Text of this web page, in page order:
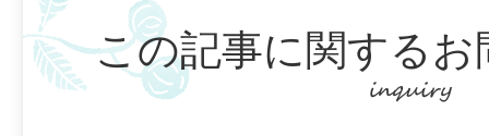
この記事に関するお